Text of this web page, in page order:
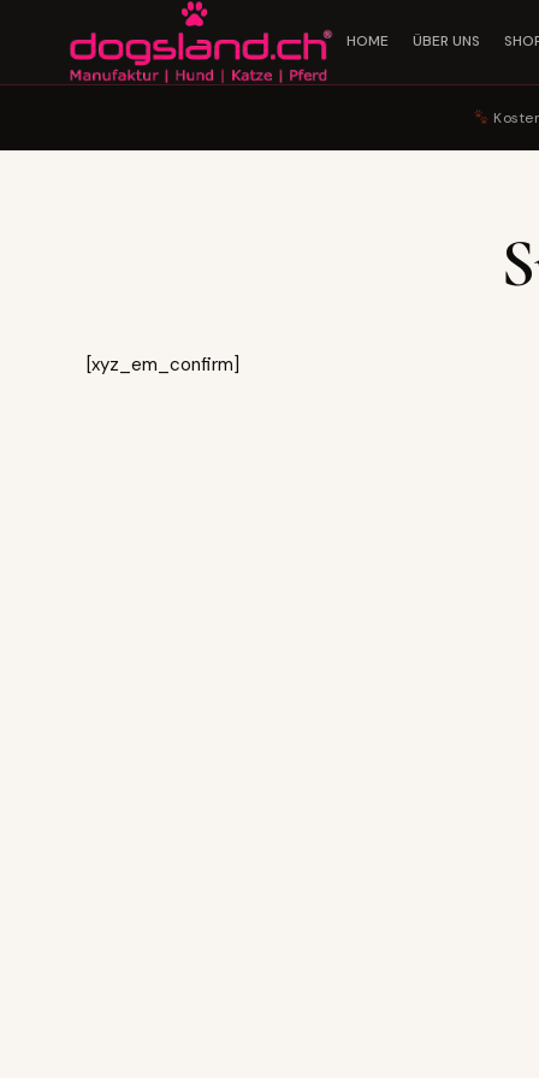
HOME ÜBER UNS
[xyz_em_confirm]